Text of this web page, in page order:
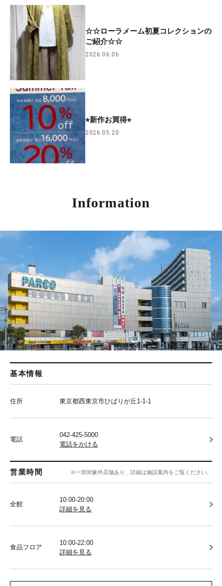
☆☆ローラメーム初夏コレクションの
ご紹介☆☆
2026.06.06
⭐︎新作お買得⭐︎
2026.05.20
Information
基本情報
住所 東京都西東京市ひばりが丘1-1-1
電話
042-425-5000
電話をかける
営業時間 ※一部対象外店舗あり、詳細は施設案内をご覧ください。
全館
10:00-20:00
詳細を見る
食品フロア
10:00-22:00
詳細を見る